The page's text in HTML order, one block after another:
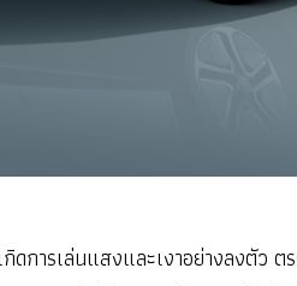
ดการเล่นแสงและเงาอย่างลงตั